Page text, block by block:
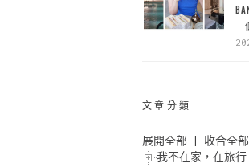
一
文章分類
展開全部
收合全部
我不在家，在旅行